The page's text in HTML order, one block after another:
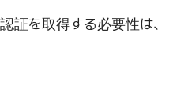
証を取得する必要性は、